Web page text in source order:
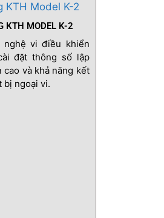
KTH MODEL K-2
nghệ vi điều khiển
đặt thông số lập
và khả năng kết
bị ngoại vi.